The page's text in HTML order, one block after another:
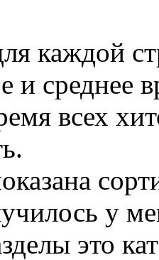
каждой
и среднее
всех
у
это